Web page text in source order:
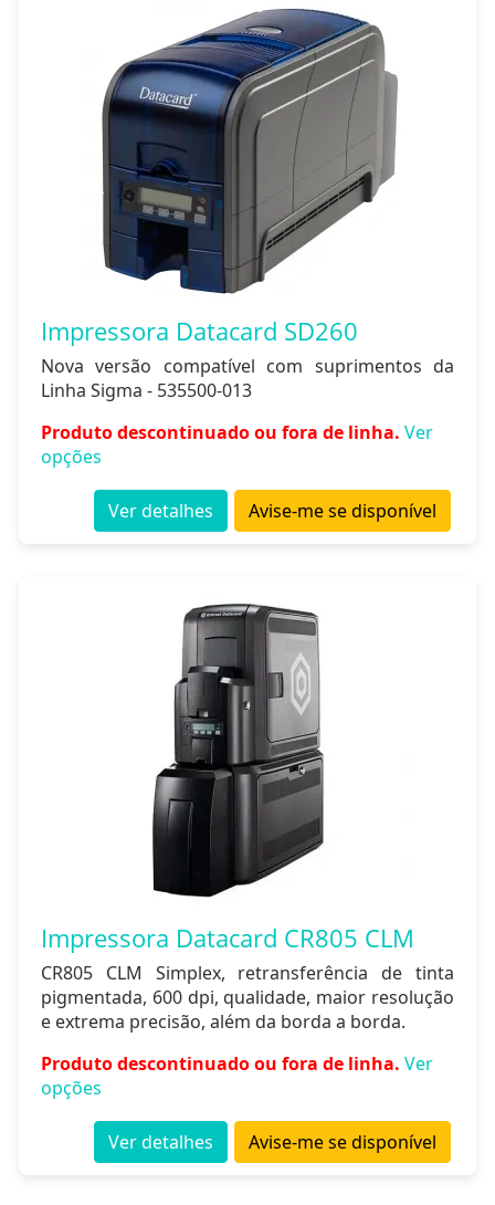
Impressora Datacard SD260
Nova versão compatível com suprimentos da
Linha Sigma - 535500-013
Produto descontinuado ou fora de linha. Ver
opções
Avise-me se disponível
Ver detalhes
Impressora Datacard CR805 CLM
CR805 CLM Simplex, retransferência de tinta
pigmentada, 600 dpi, qualidade, maior resolução
e extrema precisão, além da borda a borda.
Produto descontinuado ou fora de linha. Ver
opções
Avise-me se disponível
Ver detalhes